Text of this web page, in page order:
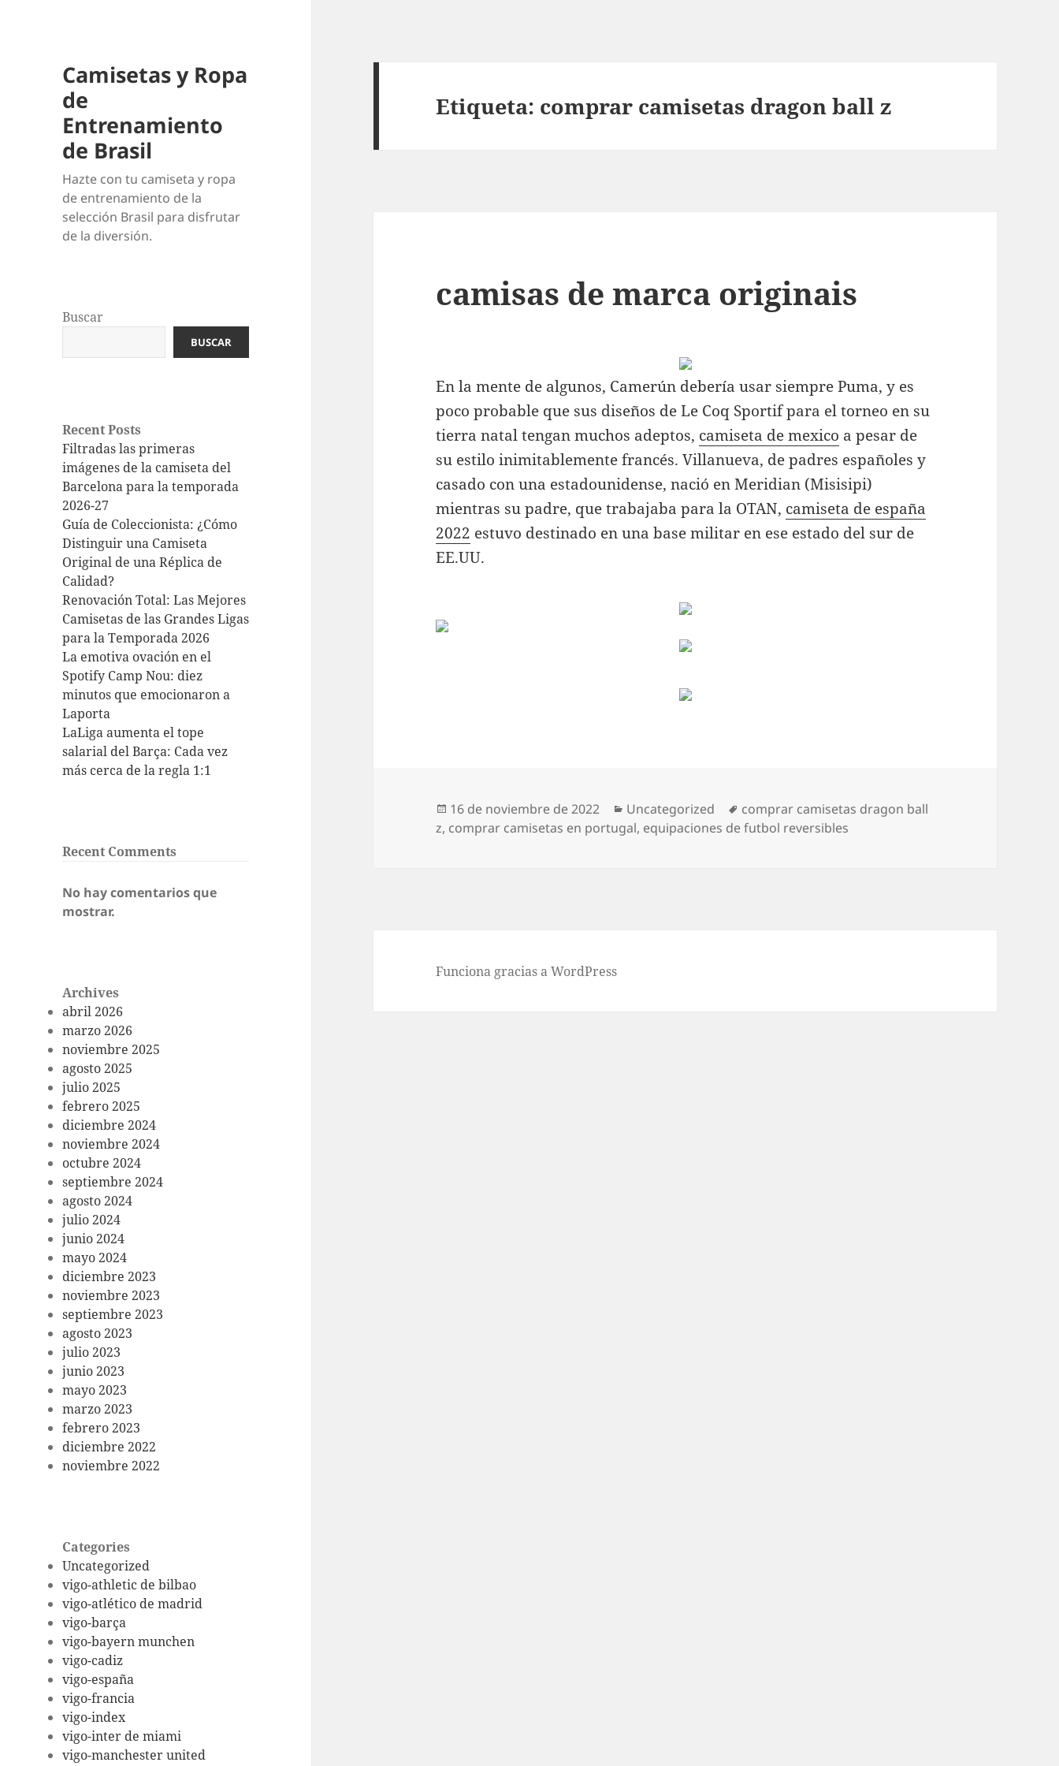
Camisetas y Ropa
de
Entrenamiento
de Brasil
Hazte con tu camiseta y ropa
de entrenamiento de la
selección Brasil para disfrutar
de la diversión.
Buscar
BUSCAR
Recent Posts
Filtradas las primeras
imágenes de la camiseta del
Barcelona para la temporada
2026-27
Guía de Coleccionista: ¿Cómo
Distinguir una Camiseta
Original de una Réplica de
Calidad?
Renovación Total: Las Mejores
Camisetas de las Grandes Ligas
para la Temporada 2026
La emotiva ovación en el
Spotify Camp Nou: diez
minutos que emocionaron a
Laporta
LaLiga aumenta el tope
salarial del Barça: Cada vez
más cerca de la regla 1:1
Recent Comments
No hay comentarios que
mostrar.
Archives
abril 2026
marzo 2026
noviembre 2025
agosto 2025
julio 2025
febrero 2025
diciembre 2024
noviembre 2024
octubre 2024
septiembre 2024
agosto 2024
julio 2024
junio 2024
mayo 2024
diciembre 2023
noviembre 2023
septiembre 2023
agosto 2023
julio 2023
junio 2023
mayo 2023
marzo 2023
febrero 2023
diciembre 2022
noviembre 2022
Categories
Uncategorized
vigo-athletic de bilbao
vigo-atlético de madrid
vigo-barça
vigo-bayern munchen
vigo-cadiz
vigo-españa
vigo-francia
vigo-index
vigo-inter de miami
vigo-manchester united
Etiqueta: comprar camisetas dragon ball z
camisas de marca originais
En la mente de algunos, Camerún debería usar siempre Puma, y es
poco probable que sus diseños de Le Coq Sportif para el torneo en su
tierra natal tengan muchos adeptos, camiseta de mexico a pesar de
su estilo inimitablemente francés. Villanueva, de padres españoles y
casado con una estadounidense, nació en Meridian (Misisipi)
mientras su padre, que trabajaba para la OTAN, camiseta de españa
2022 estuvo destinado en una base militar en ese estado del sur de
EE.UU.
Publicado
el
16 de noviembre de 2022 Categorías
Uncategorized Etiquetas
comprar camisetas dragon ball
z, comprar camisetas en portugal, equipaciones de futbol reversibles
Funciona gracias a WordPress